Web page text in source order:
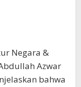
Negara &
Azwar
bahwa